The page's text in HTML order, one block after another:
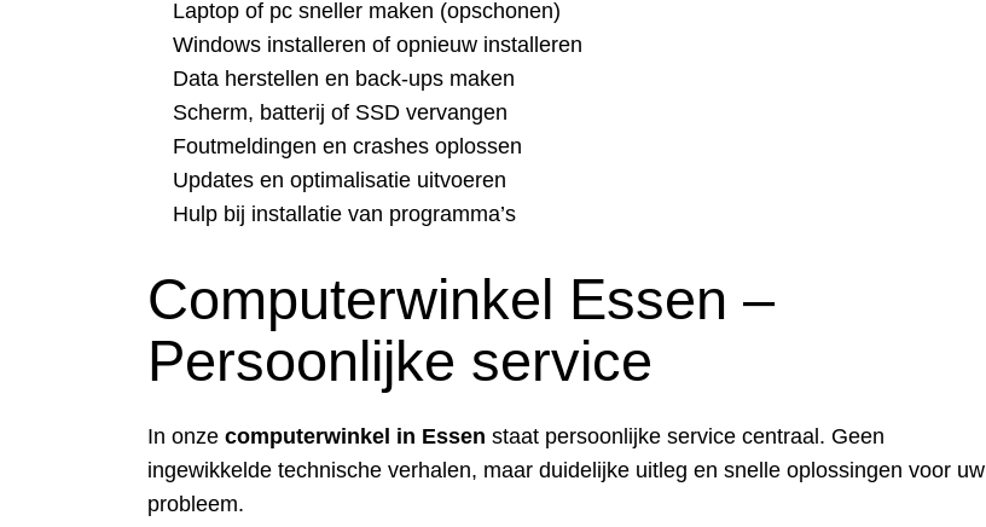
Laptop of pc sneller maken (opschonen)
Windows installeren of opnieuw installeren
Data herstellen en back-ups maken
Scherm, batterij of SSD vervangen
Foutmeldingen en crashes oplossen
Updates en optimalisatie uitvoeren
Hulp bij installatie van programma’s
Computerwinkel Essen –
Persoonlijke service
In onze computerwinkel in Essen staat persoonlijke service centraal. Geen
ingewikkelde technische verhalen, maar duidelijke uitleg en snelle oplossingen voor uw
probleem.